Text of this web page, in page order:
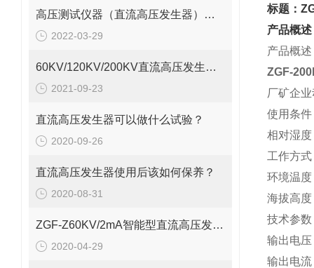
高压测试仪器（直流高压发生器）用于哪些测试
2022-03-29
60KV/120KV/200KV直流高压发生器哪家比较好？
2021-09-23
直流高压发生器可以做什么试验？
2020-09-26
直流高压发生器使用后该如何保养？
2020-08-31
ZGF-Z60KV/2mA智能型直流高压发生器多功能
2020-04-29
标题：
产品概述
产品概述
ZGF-
厂矿企
使用条件
相对湿
工作方
环境温
海拔高
技术参数
输出电压
输出电流